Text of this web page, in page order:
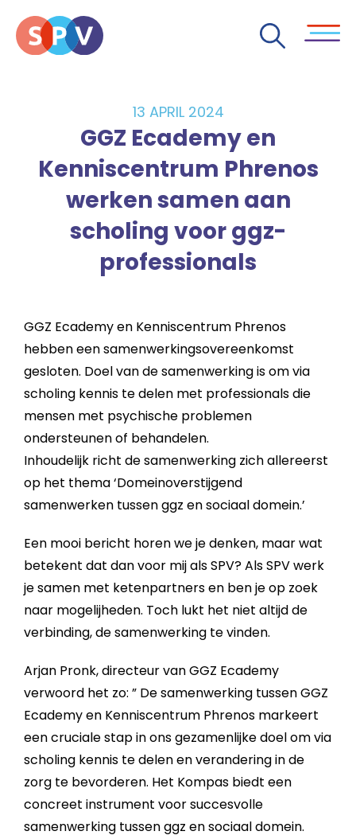
13 APRIL 2024
GGZ Ecademy en
Kenniscentrum Phrenos
werken samen aan
scholing voor ggz-
professionals
GGZ Ecademy en Kenniscentrum Phrenos
hebben een samenwerkingsovereenkomst
gesloten. Doel van de samenwerking is om via
scholing kennis te delen met professionals die
mensen met psychische problemen
ondersteunen of behandelen.
Inhoudelijk richt de samenwerking zich allereerst
op het thema ‘Domeinoverstijgend
samenwerken tussen ggz en sociaal domein.’
Een mooi bericht horen we je denken, maar wat
betekent dat dan voor mij als SPV? Als SPV werk
je samen met ketenpartners en ben je op zoek
naar mogelijheden. Toch lukt het niet altijd de
verbinding, de samenwerking te vinden.
Arjan Pronk, directeur van GGZ Ecademy
verwoord het zo: ” De samenwerking tussen GGZ
Ecademy en Kenniscentrum Phrenos markeert
een cruciale stap in ons gezamenlijke doel om via
scholing kennis te delen en verandering in de
zorg te bevorderen. Het Kompas biedt een
concreet instrument voor succesvolle
samenwerking tussen ggz en sociaal domein.